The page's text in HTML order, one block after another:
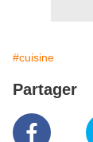
#cuisine
Partager